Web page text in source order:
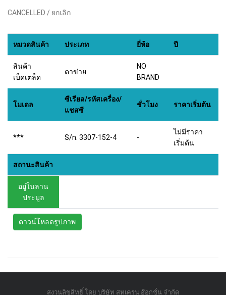
CANCELLED / ยกเลิก
หมวดสินค้า ประเภท ยี่ห้อ ปี
สินค้า
เบ็ดเตล็ด
ตาข่าย
NO
BRAND
โมเดล
ซีเรียล/รหัสเครื่อง/
แชสซี
ชั่วโมง ราคาเริ่มต้น
*** S/n. 3307-152-4 -
ไม่มีราคา
เริ่มต้น
สถานะสินค้า
อยู่ในลาน
ประมูล
ดาวน์โหลดรูปภาพ
สงวนลิขสิทธิ์ โดย บริษัท สหเครน อ๊อกชั่น จำกัด